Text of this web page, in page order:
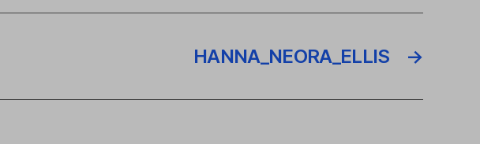
→
HANNA_NEORA_ELLIS